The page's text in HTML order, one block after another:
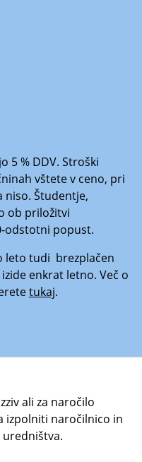
5 % DDV. Stroški
vštete v ceno, pri
niso. Študentje,
ob priložitvi
odstotni popust.
leto tudi brezplačen
enkrat letno. Več o
tukaj.
ali za naročilo
izpolniti naročilnico in